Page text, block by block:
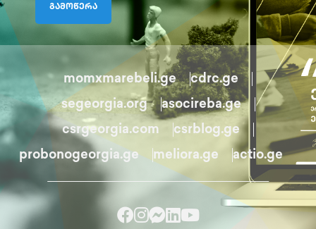
გამოწერა
momxmarebeli.ge
cdrc.ge
segeorgia.org
asocireba.ge
csrgeorgia.com
csrblog.ge
probonogeorgia.ge
meliora.ge actio.ge